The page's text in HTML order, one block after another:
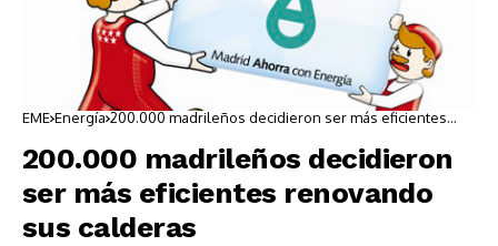
EME Energía 200.000 madrileños decidieron ser más eficientes
200.000 madrileños decidieron
ser más eficientes renovando
sus calderas